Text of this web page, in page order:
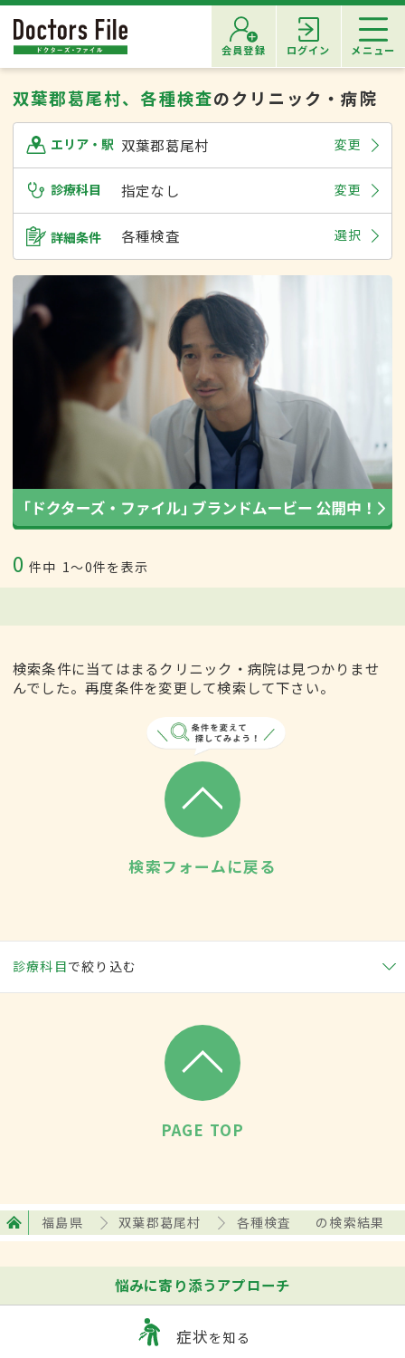
会員登録 ログイン メニュー
双葉郡葛尾村、各種検査のクリニック・病院
エリア・駅 双葉郡葛尾村 変更
診療科目 指定なし 変更
詳細条件 各種検査 選択
0 件中 1〜0件を表示
検索条件に当てはまるクリニック・病院は見つかりませ
んでした。再度条件を変更して検索して下さい。
検索フォームに戻る
診療科目で絞り込む
PAGE TOP
福島県 双葉郡葛尾村 各種検査 の検索結果
悩みに寄り添うアプローチ
症状を知る